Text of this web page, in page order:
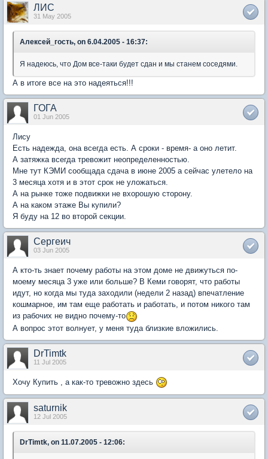
ЛИС
31 May 2005
Алексей_гость, on 6.04.2005 - 16:37:
Я надеюсь, что Дом все-таки будет сдан и мы станем соседями.
А в итоге все на это надеяться!!!
ГОГА
01 Jun 2005
Лису
Есть надежда, она всегда есть. А сроки - время- а оно летит.
А затяжка всегда тревожит неопределенностью.
Мне тут КЭМИ сообщада сдача в июне 2005 а сейчас улетело на
3 месяца хотя и в этот срок не уложаться.
А на рынке тоже подвижки не вхорошую сторону.
А на каком этаже Вы купили?
Я буду на 12 во второй секции.
Сергеич
03 Jun 2005
А кто-ть знает почему работы на этом доме не движуться по-
моему месяца 3 уже или больше? В Кеми говорят, что работы
идут, но когда мы туда заходили (недели 2 назад) впечатление
кошмарное, им там еще работать и работать, и потом никого там
из рабочих не видно почему-то
А вопрос этот волнует, у меня туда близкие вложились.
DrTimtk
11 Jul 2005
Хочу Купить , а как-то тревожно здесь
saturnik
12 Jul 2005
DrTimtk, on 11.07.2005 - 12:06: